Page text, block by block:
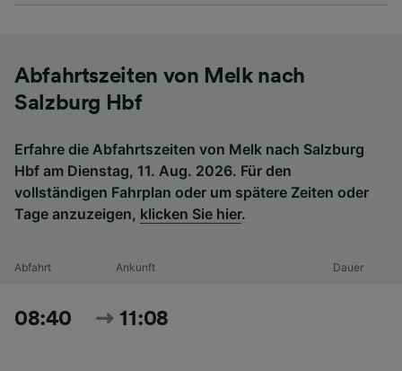
Abfahrtszeiten von Melk nach
Salzburg Hbf
Erfahre die Abfahrtszeiten von Melk nach Salzburg
Hbf am Dienstag, 11. Aug. 2026. Für den
vollständigen Fahrplan oder um spätere Zeiten oder
Tage anzuzeigen, klicken Sie hier.
Abfahrt Ankunft Dauer
08:40 11:08